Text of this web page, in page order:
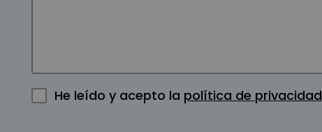
He leído y acepto la política de privacidad